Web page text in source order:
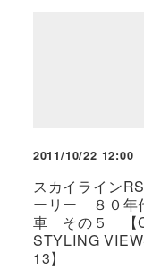
2011/10/22 12:00
スカイライン
ーリー ８０年
車 その５ 【
STYLING
13】